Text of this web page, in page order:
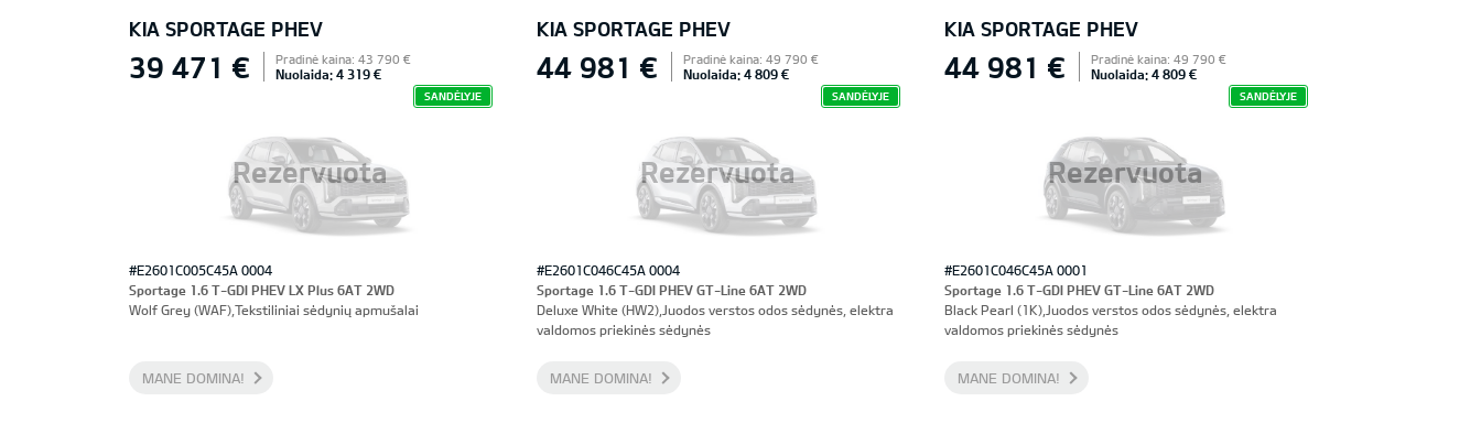
KIA SPORTAGE PHEV
Rezervuota
39 471 € Pradinė kaina: 43 790 €
Nuolaida: 4 319 €
SANDĖLYJE
#E2601C005C45A 0004
Sportage 1.6 T-GDI PHEV LX Plus 6AT 2WD
Wolf Grey (WAF),Tekstiliniai sėdynių apmušalai
MANE DOMINA!
KIA SPORTAGE PHEV
Rezervuota
44 981 € Pradinė kaina: 49 790 €
Nuolaida: 4 809 €
SANDĖLYJE
#E2601C046C45A 0004
Sportage 1.6 T-GDI PHEV GT-Line 6AT 2WD
Deluxe White (HW2),Juodos verstos odos sėdynės, elektra
valdomos priekinės sėdynės
MANE DOMINA!
KIA SPORTAGE PHEV
Rezervuota
44 981 € Pradinė kaina: 49 790 €
Nuolaida: 4 809 €
SANDĖLYJE
#E2601C046C45A 0001
Sportage 1.6 T-GDI PHEV GT-Line 6AT 2WD
Black Pearl (1K),Juodos verstos odos sėdynės, elektra
valdomos priekinės sėdynės
MANE DOMINA!